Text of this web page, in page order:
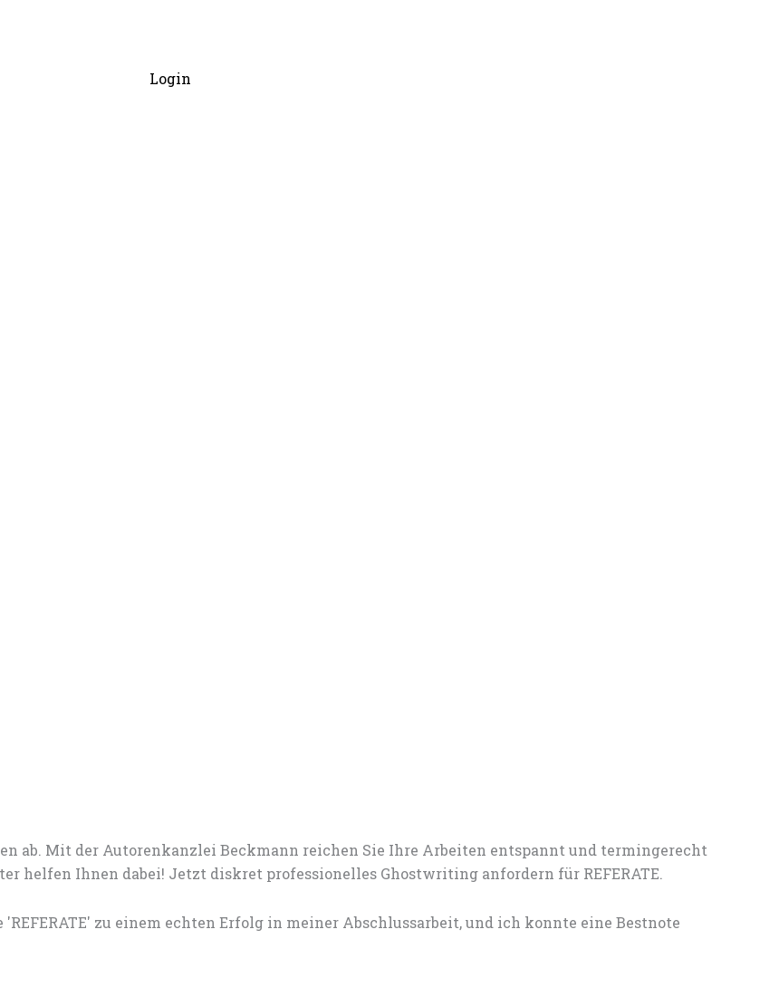
Login
ab. Mit der Autorenkanzlei Beckmann reichen Sie Ihre Arbeiten entspannt und termingerecht
helfen Ihnen dabei! Jetzt diskret professionelles Ghostwriting anfordern für REFERATE.
zu einem echten Erfolg in meiner Abschlussarbeit, und ich konnte eine Bestnote